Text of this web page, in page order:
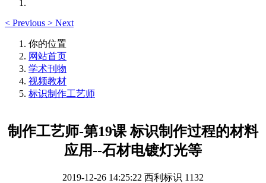
< Previous > Next
你的位置
网站首页
学术刊物
视频教材
标识制作工艺师
制作工艺师-第19课 标识制作过程的材料
应用--石材电镀灯光等
2019-12-26 14:25:22 西利标识 1132